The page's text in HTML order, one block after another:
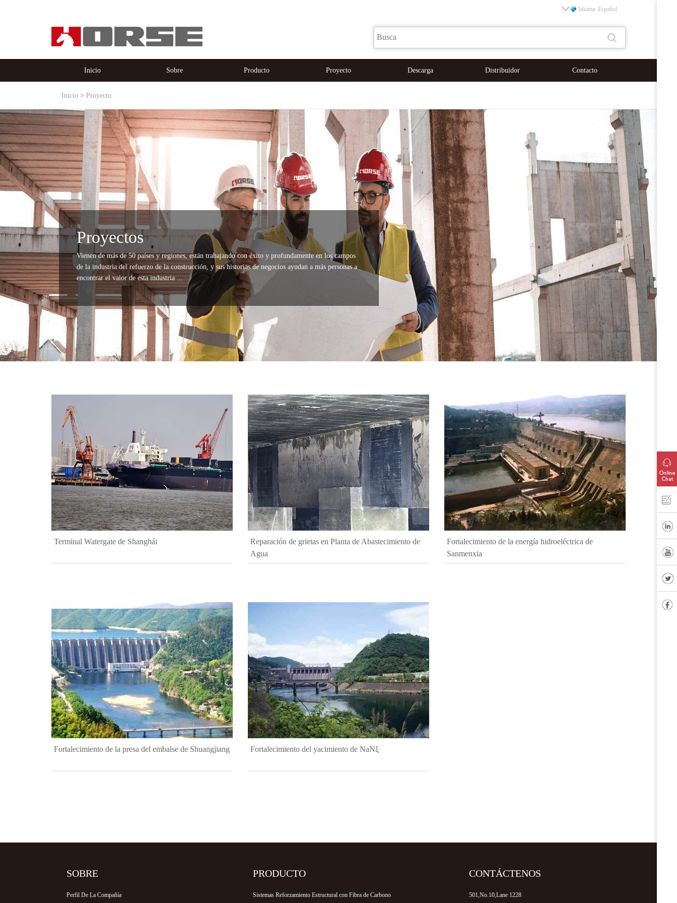
Idioma: Español
Inicio Sobre Producto Proyecto Descarga Distribuidor Contacto
Inicio Proyecto
Proyectos
Vienen de más de 50 países y regiones, están trabajando con éxito y profundamente en los campos
de la industria del refuerzo de la construcción, y sus historias de negocios ayudan a más personas a
encontrar el valor de esta industria ...
Terminal Watergate de Shanghái
Reparación de grietas en Planta de Abastecimiento de
Agua
Fortalecimiento de la energía hidroeléctrica de
Sanmenxia
Fortalecimiento de la presa del embalse de Shuangjiang Fortalecimiento del yacimiento de NaNξ
SOBRE
Perfil De La Compañía
PRODUCTO
Sistemas Reforzamiento Estructural con Fibra de Carbono
CONTÁCTENOS
501,No.10,Lane 1228